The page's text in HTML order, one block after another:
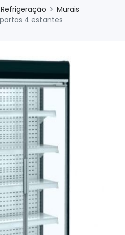
Refrigeração
Murais
4 estantes